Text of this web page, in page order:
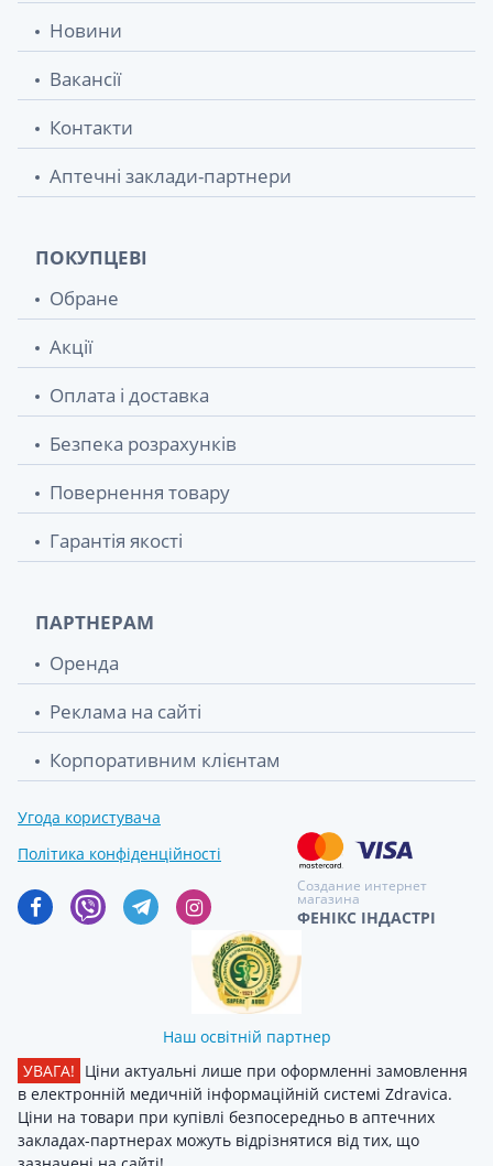
Новини
Вакансії
Контакти
Аптечні заклади-партнери
ПОКУПЦЕВІ
Обране
Акції
Оплата і доставка
Безпека розрахунків
Повернення товару
Гарантія якості
ПАРТНЕРАМ
Оренда
Реклама на сайті
Корпоративним клієнтам
Угода користувача
Політика конфіденційності
Создание интернет
магазина
ФЕНІКС ІНДАСТРІ
Наш освітній партнер
УВАГА! Ціни актуальні лише при оформленні замовлення
в електронній медичній інформаційній системі Zdravica.
Ціни на товари при купівлі безпосередньо в аптечних
закладах-партнерах можуть відрізнятися від тих, що